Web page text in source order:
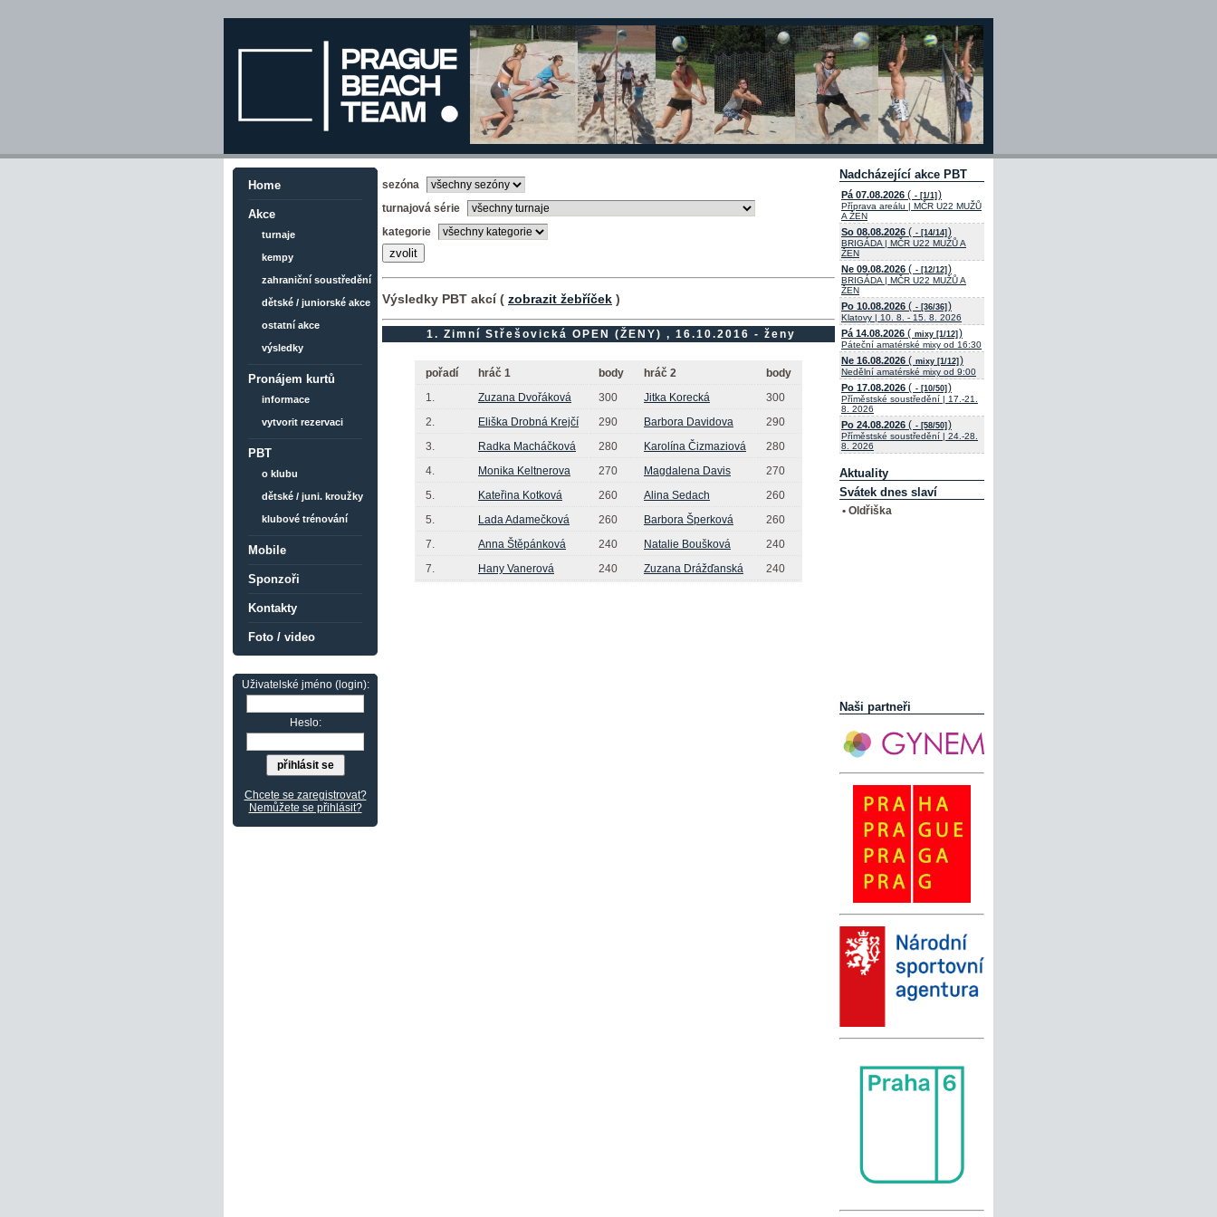
Home
Akce
turnaje
kempy
zahraniční soustředění
dětské / juniorské akce
ostatní akce
výsledky
Pronájem kurtů
informace
vytvorit rezervaci
PBT
o klubu
dětské / juni. kroužky
klubové trénování
Mobile
Sponzoři
Kontakty
Foto / video
Uživatelské jméno (login):
Heslo:
Chcete se zaregistrovat?
Nemůžete se přihlásit?
sezóna
turnajová série
kategorie
Výsledky PBT akcí ( zobrazit žebříček )
1. Zimní Střešovická OPEN (ŽENY) , 16.10.2016 - ženy
pořadí hráč 1 body hráč 2
body
1.
Zuzana Dvořáková 300 Jitka Korecká
300
2.
Eliška Drobná Krejčí 290 Barbora Davidova
290
3.
Radka Macháčková 280 Karolína Čizmaziová
280
4.
Monika Keltnerova 270 Magdalena Davis
270
5.
Kateřina Kotková 260 Alina Sedach
260
5.
Lada Adamečková 260 Barbora Šperková
260
7.
Anna Štěpánková 240 Natalie Boušková
240
7.
Hany Vanerová 240 Zuzana Drážďanská 240
Nadcházející akce PBT
Pá 07.08.2026 ( - [1/1] )
Příprava areálu | MČR U22 MUŽŮ
A ŽEN
So 08.08.2026 ( - [14/14] )
BRIGÁDA | MČR U22 MUŽŮ A
ŽEN
Ne 09.08.2026 ( - [12/12] )
BRIGÁDA | MČR U22 MUŽŮ A
ŽEN
Po 10.08.2026 ( - [36/36] )
Klatovy | 10. 8. - 15. 8. 2026
Pá 14.08.2026 ( mixy [1/12] )
Páteční amatérské mixy od 16:30
Ne 16.08.2026 ( mixy [1/12] )
Nedělní amatérské mixy od 9:00
Po 17.08.2026 ( - [10/50] )
Příměstské soustředění | 17.-21.
8. 2026
Po 24.08.2026 ( - [58/50] )
Příměstské soustředění | 24.-28.
8. 2026
Aktuality
Svátek dnes slaví
• Oldřiška
Naši partneři